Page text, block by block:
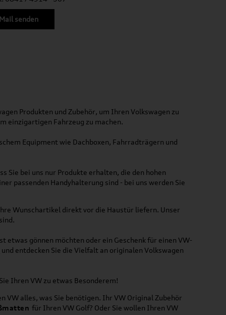
Mail senden
Produkten und Zubehör, um Ihren Volkswagen zu
einzigartigen Fahrzeug zu machen.
Equipment wie Dachboxen, Fahrradträgern und
Sie bei uns nur Produkte erhalten, die den hohen
passenden Handyhalterung sind - bei uns werden Sie
Wunschartikel direkt vor die Haustür liefern. Unser
etwas gönnen möchten oder ein Geschenk für einen VW-
und entdecken Sie die Vielfalt an originalen Volkswagen
Ihren VW zu etwas Besonderem!
alles, was Sie benötigen. Ihr VW Original Zubehör
für Ihren VW Golf? Oder Sie wollen Ihren VW